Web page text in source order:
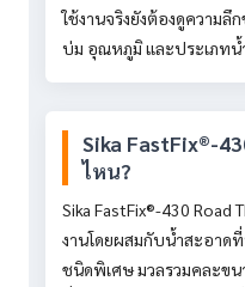
ใช้งานจริงยังต้องดูความ
บ่ม อุณหภูมิ และประเภทน้
Sika FastFix®-
ไหน?
Sika FastFix®-430 Road
งานโดยผสมกับน้ำสะอาด
ชนิดพิเศษ มวลรวมคละขน